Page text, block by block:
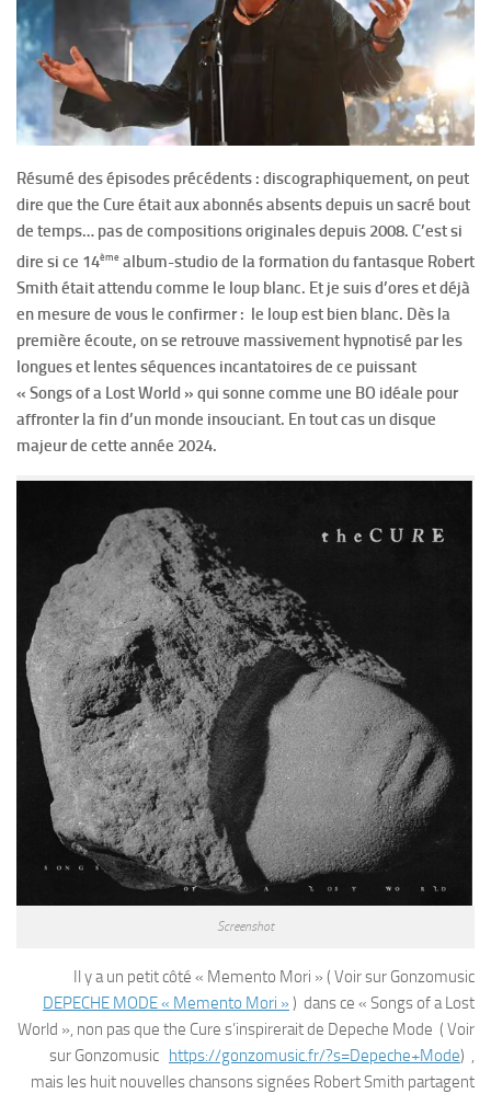
Résumé des épisodes précédents : discographiquement, on peut
dire que the Cure était aux abonnés absents depuis un sacré bout
de temps… pas de compositions originales depuis 2008. C’est si
dire si ce 14ème album-studio de la formation du fantasque Robert
Smith était attendu comme le loup blanc. Et je suis d’ores et déjà
en mesure de vous le confirmer : le loup est bien blanc. Dès la
première écoute, on se retrouve massivement hypnotisé par les
longues et lentes séquences incantatoires de ce puissant
« Songs of a Lost World » qui sonne comme une BO idéale pour
affronter la fin d’un monde insouciant. En tout cas un disque
majeur de cette année 2024.
Screenshot
Il y a un petit côté « Memento Mori » ( Voir sur Gonzomusic
DEPECHE MODE « Memento Mori » ) dans ce « Songs of a Lost
World », non pas que the Cure s’inspirerait de Depeche Mode ( Voir
sur Gonzomusic https://gonzomusic.fr/?s=Depeche+Mode) ,
mais les huit nouvelles chansons signées Robert Smith partagent